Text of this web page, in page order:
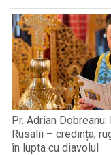
Pr. Adrian
Rusalii – credința,
în lupta cu diavolul